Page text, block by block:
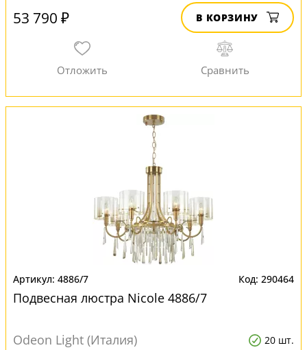
53 790 ₽ В КОРЗИНУ
4886/7 290464
Подвесная люстра Nicole 4886/7
Odeon Light (Италия) 20 шт.